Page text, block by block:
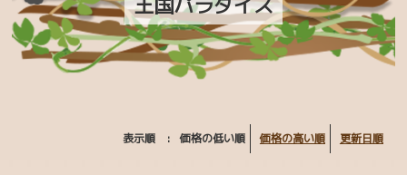
マヌルベビー MANUL BABY
カラフルチェックアニマルズ
MAJIOKO | smells like popcorn
表示順 : 価格の低い順 価格の高い順 更新日順